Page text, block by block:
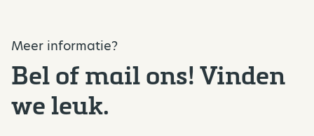
Meer informatie?
Bel of mail ons! Vinden
we leuk.